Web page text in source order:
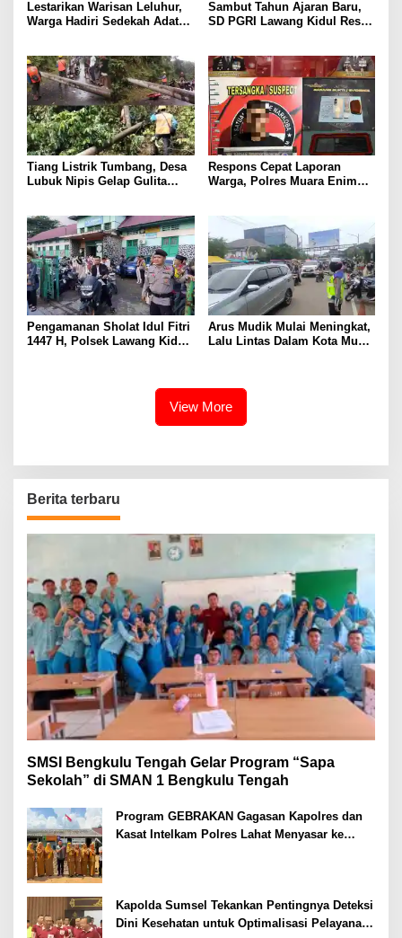
Lestarikan Warisan Leluhur,
Warga Hadiri Sedekah Adat
Sambut Tahun Ajaran Baru,
SD PGRI Lawang Kidul Resmi
Tiang Listrik Tumbang, Desa
Lubuk Nipis Gelap Gulita
Respons Cepat Laporan
Warga, Polres Muara Enim
Pengamanan Sholat Idul Fitri
1447 H, Polsek Lawang Kidul
Arus Mudik Mulai Meningkat,
Lalu Lintas Dalam Kota Muara
View More
Berita terbaru
SMSI Bengkulu Tengah Gelar Program “Sapa
Sekolah” di SMAN 1 Bengkulu Tengah
Program GEBRAKAN Gagasan Kapolres dan
Kasat Intelkam Polres Lahat Menyasar ke
Kapolda Sumsel Tekankan Pentingnya Deteksi
Dini Kesehatan untuk Optimalisasi Pelayanan